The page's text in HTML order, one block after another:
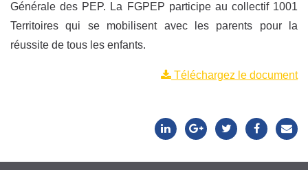
Générale des PEP. La FGPEP participe au collectif 1001
Territoires qui se mobilisent avec les parents pour la
réussite de tous les enfants.
Téléchargez le document